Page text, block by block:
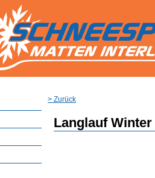
> Zurück
Langlauf Winter